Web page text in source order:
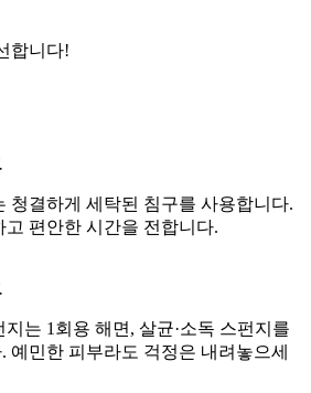
합니다!
청결하게 세탁된 침구를 사용합니다.
고 편안한 시간을 전합니다.
지는 1회용 해면, 살균·소독 스펀지를
예민한 피부라도 걱정은 내려놓으세